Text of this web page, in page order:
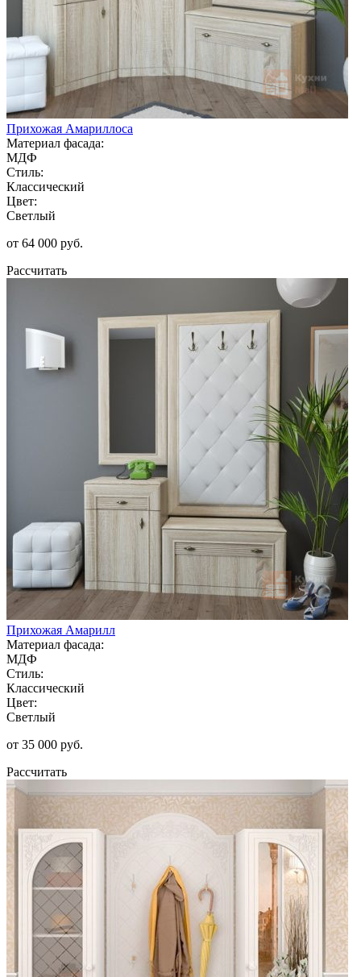
Прихожая Амариллоса
Материал фасада:
МДФ
Стиль:
Классический
Цвет:
Светлый
от 64 000 руб.
Рассчитать
Прихожая Амарилл
Материал фасада:
МДФ
Стиль:
Классический
Цвет:
Светлый
от 35 000 руб.
Рассчитать